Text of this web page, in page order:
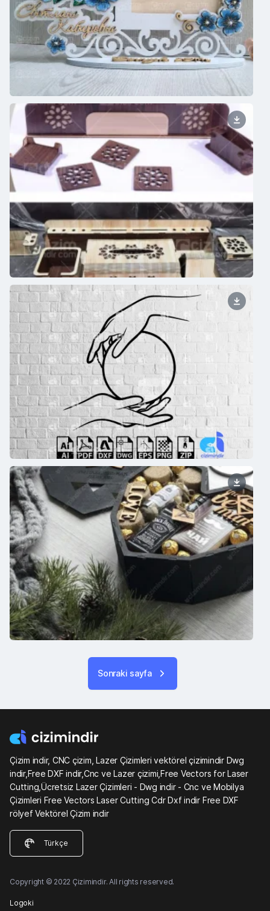
Sonraki sayfa
Çizim indir, CNC çizim, Lazer Çizimleri vektörel çizimindir Dwg
indir,Free DXF indir,Cnc ve Lazer çizimi,Free Vectors for Laser
Cutting,Ücretsiz Lazer Çizimleri - Dwg indir - Cnc ve Mobilya
Çizimleri Free Vectors Laser Cutting Cdr Dxf indir Free DXF
rölyef Vektörel Çizim indir
Türkçe
Copyright © 2022 Çizimindir. All rights reserved.
Logoki